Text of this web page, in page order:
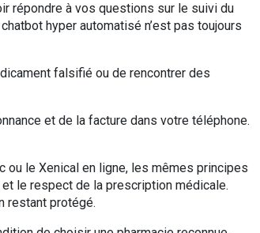
répondre à vos questions sur le suivi du
hyper automatisé n’est pas toujours
falsifié ou de rencontrer des
et de la facture dans votre téléphone.
ou le Xenical en ligne, les mêmes principes
et le respect de la prescription médicale.
restant protégé.